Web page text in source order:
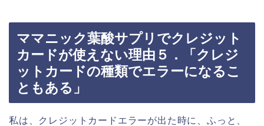
ママニック葉酸サプリでクレジット
カードが使えない理由５．「クレジ
ットカードの種類でエラーになるこ
ともある」
私は、クレジットカードエラーが出た時に、ふっと、